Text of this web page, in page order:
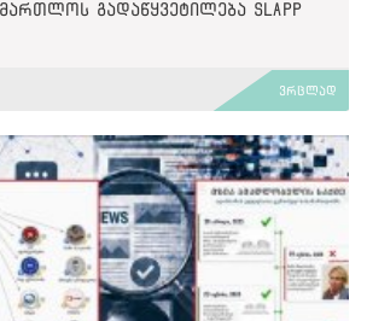
გადაწყვეტილება SLAPP
ვრცლად